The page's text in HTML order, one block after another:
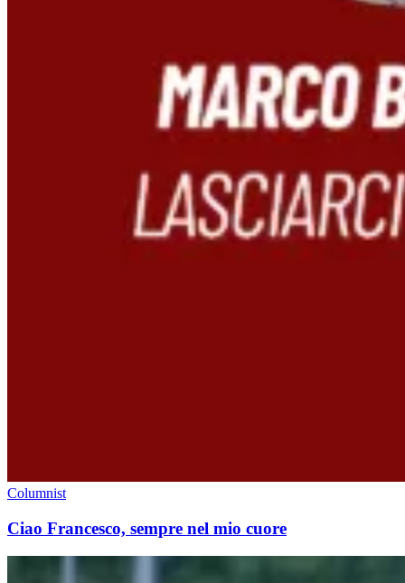
Columnist
Ciao Francesco, sempre nel mio cuore